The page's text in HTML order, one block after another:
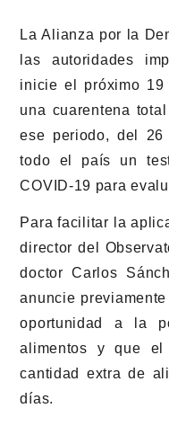
La Alianza por la
las autoridades
inicie el próximo
una cuarentena
ese periodo, del
todo el país un
COVID-19 para
Para facilitar la
director del
doctor Carlos
anuncie
oportunidad a la
alimentos y que el
cantidad extra de
días.